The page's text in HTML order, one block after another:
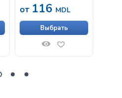
от 116 MDL
Выбрать